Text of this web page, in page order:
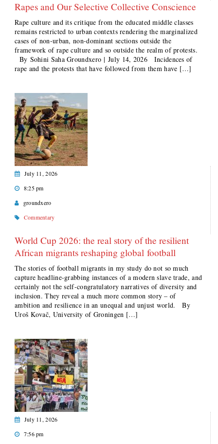
Rapes and Our Selective Collective Conscience
Rape culture and its critique from the educated middle classes
remains restricted to urban contexts rendering the marginalized
cases of non-urban, non-dominant sections outside the
framework of rape culture and so outside the realm of protests.
By Sohini Saha Groundxero | July 14, 2026 Incidences of
rape and the protests that have followed from them have […]
July 11, 2026
8:25 pm
groundxero
Commentary
World Cup 2026: the real story of the resilient
African migrants reshaping global football
The stories of football migrants in my study do not so much
capture headline-grabbing instances of a modern slave trade, and
certainly not the self-congratulatory narratives of diversity and
inclusion. They reveal a much more common story – of
ambition and resilience in an unequal and unjust world. By
Uroš Kovač, University of Groningen […]
July 11, 2026
7:56 pm